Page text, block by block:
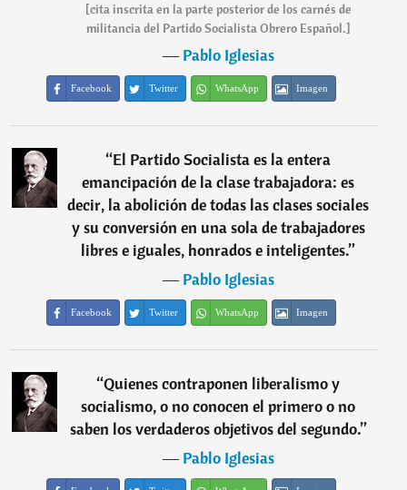
[cita inscrita en la parte posterior de los carnés de
militancia del Partido Socialista Obrero Español.]
―Pablo Iglesias
Facebook Twitter WhatsApp Imagen
“El Partido Socialista es la entera
emancipación de la clase trabajadora: es
decir, la abolición de todas las clases sociales
y su conversión en una sola de trabajadores
libres e iguales, honrados e inteligentes.”
―Pablo Iglesias
Facebook Twitter WhatsApp Imagen
“Quienes contraponen liberalismo y
socialismo, o no conocen el primero o no
saben los verdaderos objetivos del segundo.”
―Pablo Iglesias